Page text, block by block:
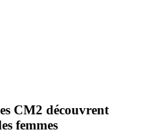
CM2 découvrent
femmes